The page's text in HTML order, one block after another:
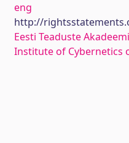
eng
http://
Eesti Teaduste
Institute of Cybernetics